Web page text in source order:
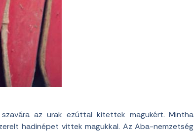
az urak ezúttal kitettek magukért. Mintha
hadinépet vittek magukkal. Az Aba-nemzetség